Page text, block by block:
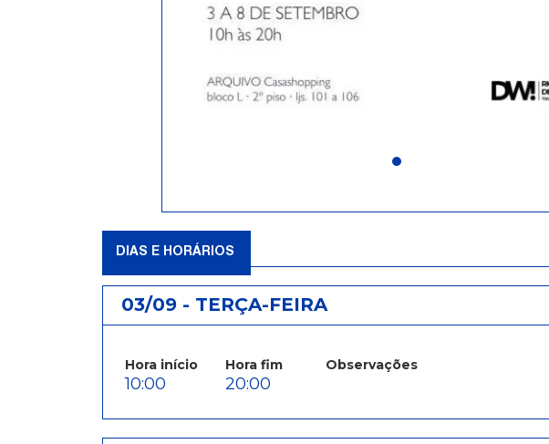
DIAS E HORÁRIOS
03/09 - TERÇA-FEIRA
Hora início Hora fim Observações
10:00 20:00